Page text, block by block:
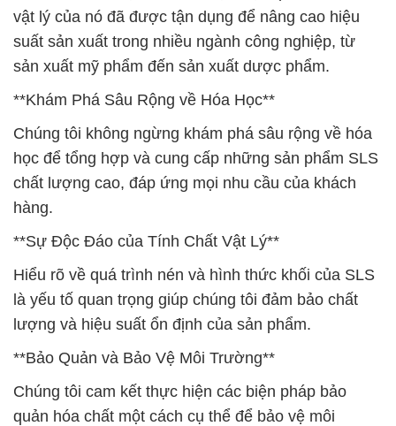
vật lý của nó đã được tận dụng để nâng cao hiệu
suất sản xuất trong nhiều ngành công nghiệp, từ
sản xuất mỹ phẩm đến sản xuất dược phẩm.
**Khám Phá Sâu Rộng về Hóa Học**
Chúng tôi không ngừng khám phá sâu rộng về hóa
học để tổng hợp và cung cấp những sản phẩm SLS
chất lượng cao, đáp ứng mọi nhu cầu của khách
hàng.
**Sự Độc Đáo của Tính Chất Vật Lý**
Hiểu rõ về quá trình nén và hình thức khối của SLS
là yếu tố quan trọng giúp chúng tôi đảm bảo chất
lượng và hiệu suất ổn định của sản phẩm.
**Bảo Quản và Bảo Vệ Môi Trường**
Chúng tôi cam kết thực hiện các biện pháp bảo
quản hóa chất một cách cụ thể để bảo vệ môi